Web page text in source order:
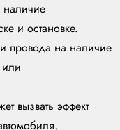
наличие
и остановке.
провода на наличие
вызвать эффект